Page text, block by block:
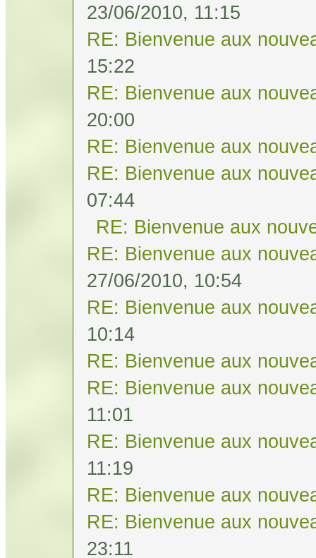
23/06/2010, 11:15
RE: Bienvenue aux
15:22
RE: Bienvenue aux
20:00
RE: Bienvenue aux
RE: Bienvenue aux
07:44
RE: Bienvenue aux
RE: Bienvenue aux
27/06/2010, 10:54
RE: Bienvenue aux
10:14
RE: Bienvenue aux
RE: Bienvenue aux
11:01
RE: Bienvenue aux
11:19
RE: Bienvenue aux
RE: Bienvenue aux
23:11